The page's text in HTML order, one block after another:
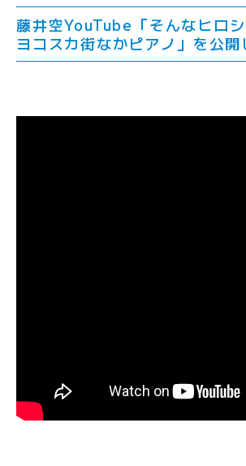
藤井空YouTube「そんなヒロ
ヨコスカ街なかピアノ」を公開